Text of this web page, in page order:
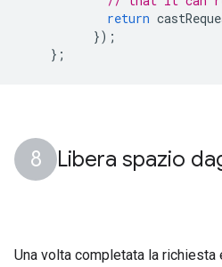
return
});
};
Libera spazio
Una volta completata la